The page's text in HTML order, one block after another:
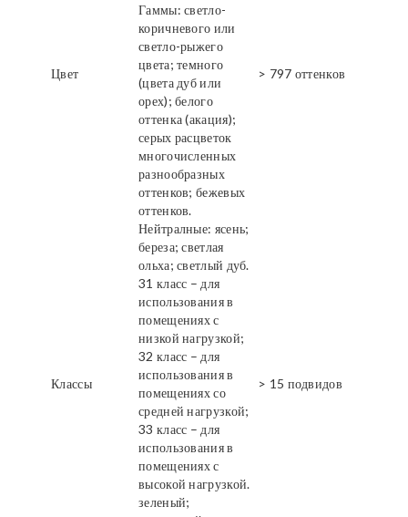
Цвет
Гаммы: светло-
коричневого или
светло-рыжего
цвета; темного
(цвета дуб или
орех); белого
оттенка (акация);
серых расцветок
многочисленных
разнообразных
оттенков; бежевых
оттенков.
Нейтралные: ясень;
береза; светлая
ольха; светлый дуб.
> 797 оттенков
Классы
31 класс – для
использования в
помещениях с
низкой нагрузкой;
32 класс – для
использования в
помещениях со
средней нагрузкой;
33 класс – для
использования в
помещениях с
высокой нагрузкой.
> 15 подвидов
зеленый;